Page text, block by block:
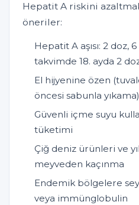
Hepatit A riskini
öneriler:
Hepatit A aşısı: 2 doz,
takvimde 18. ayda 2
El hijyenine özen
öncesi sabunla yıkama)
Güvenli içme suyu
tüketimi
Çiğ deniz ürünleri ve
meyveden kaçınma
Endemik bölgelere
veya immünglobulin